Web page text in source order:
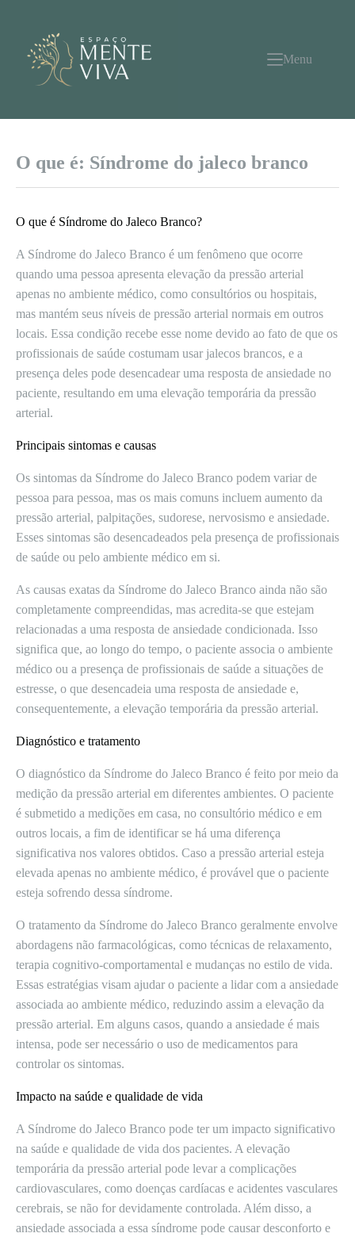
conteúdo
Menu
O que é: Síndrome do jaleco branco
O que é Síndrome do Jaleco Branco?
A Síndrome do Jaleco Branco é um fenômeno que ocorre
quando uma pessoa apresenta elevação da pressão arterial
apenas no ambiente médico, como consultórios ou hospitais,
mas mantém seus níveis de pressão arterial normais em outros
locais. Essa condição recebe esse nome devido ao fato de que os
profissionais de saúde costumam usar jalecos brancos, e a
presença deles pode desencadear uma resposta de ansiedade no
paciente, resultando em uma elevação temporária da pressão
arterial.
Principais sintomas e causas
Os sintomas da Síndrome do Jaleco Branco podem variar de
pessoa para pessoa, mas os mais comuns incluem aumento da
pressão arterial, palpitações, sudorese, nervosismo e ansiedade.
Esses sintomas são desencadeados pela presença de profissionais
de saúde ou pelo ambiente médico em si.
As causas exatas da Síndrome do Jaleco Branco ainda não são
completamente compreendidas, mas acredita-se que estejam
relacionadas a uma resposta de ansiedade condicionada. Isso
significa que, ao longo do tempo, o paciente associa o ambiente
médico ou a presença de profissionais de saúde a situações de
estresse, o que desencadeia uma resposta de ansiedade e,
consequentemente, a elevação temporária da pressão arterial.
Diagnóstico e tratamento
O diagnóstico da Síndrome do Jaleco Branco é feito por meio da
medição da pressão arterial em diferentes ambientes. O paciente
é submetido a medições em casa, no consultório médico e em
outros locais, a fim de identificar se há uma diferença
significativa nos valores obtidos. Caso a pressão arterial esteja
elevada apenas no ambiente médico, é provável que o paciente
esteja sofrendo dessa síndrome.
O tratamento da Síndrome do Jaleco Branco geralmente envolve
abordagens não farmacológicas, como técnicas de relaxamento,
terapia cognitivo-comportamental e mudanças no estilo de vida.
Essas estratégias visam ajudar o paciente a lidar com a ansiedade
associada ao ambiente médico, reduzindo assim a elevação da
pressão arterial. Em alguns casos, quando a ansiedade é mais
intensa, pode ser necessário o uso de medicamentos para
controlar os sintomas.
Impacto na saúde e qualidade de vida
A Síndrome do Jaleco Branco pode ter um impacto significativo
na saúde e qualidade de vida dos pacientes. A elevação
temporária da pressão arterial pode levar a complicações
cardiovasculares, como doenças cardíacas e acidentes vasculares
cerebrais, se não for devidamente controlada. Além disso, a
ansiedade associada a essa síndrome pode causar desconforto e